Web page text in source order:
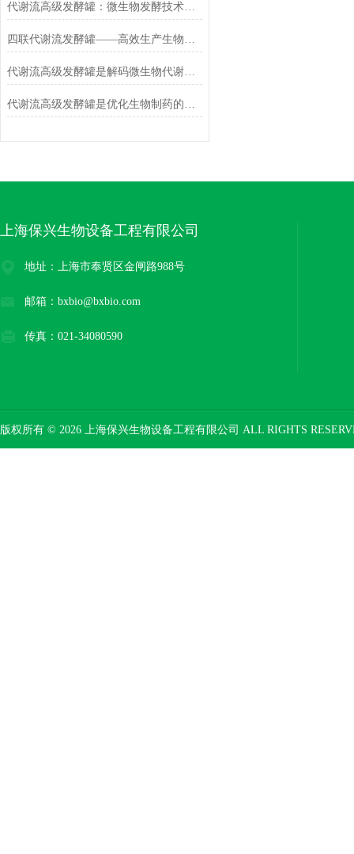
代谢流高级发酵罐：微生物发酵技术的创新推动者
四联代谢流发酵罐——高效生产生物制品的设备
代谢流高级发酵罐是解码微生物代谢的智能指挥官
代谢流高级发酵罐是优化生物制药的革命性装置
上海保兴生物设备工程有限公司
地址：上海市奉贤区金闸路988号
邮箱：bxbio@bxbio.com
传真：021-34080590
版权所有 © 2026 上海保兴生物设备工程有限公司 ALL RIGHTS